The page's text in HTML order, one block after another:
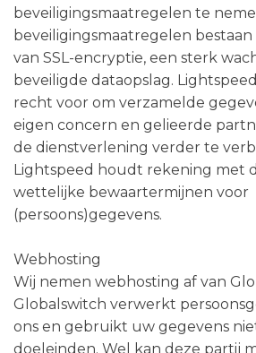
beveiligingsmaatregelen te
beveiligingsmaatregelen bestaan
van SSL-encryptie, een sterk
beveiligde dataopslag.
recht voor om verzamelde
eigen concern en gelieerde
de dienstverlening verder te
Lightspeed houdt rekening met
wettelijke bewaartermijnen voor
(persoons)gegevens.
Webhosting
Wij nemen webhosting af van
Globalswitch verwerkt
ons en gebruikt uw gegevens
doeleinden. Wel kan deze partij